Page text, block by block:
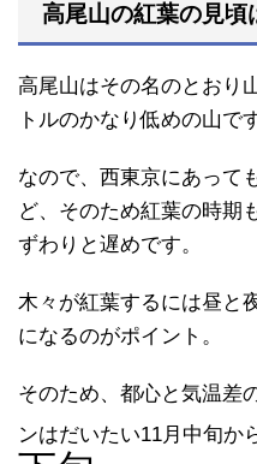
高尾山の紅葉の見頃
高尾山はその名のとおり
トルのかなり低めの山です
なので、西東京にあって
ど、そのため紅葉の時期
ずわりと遅めです。
木々が紅葉するには昼と
になるのがポイント。
そのため、都心と気温差
ンはだいたい11月中旬か